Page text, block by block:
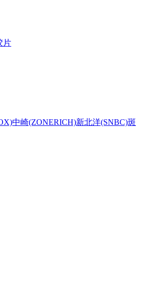
片
中崎(ZONERICH)新北洋(SNBC)斑